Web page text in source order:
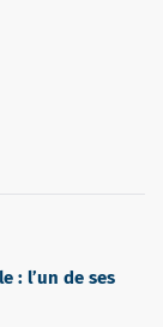
: l’un de ses